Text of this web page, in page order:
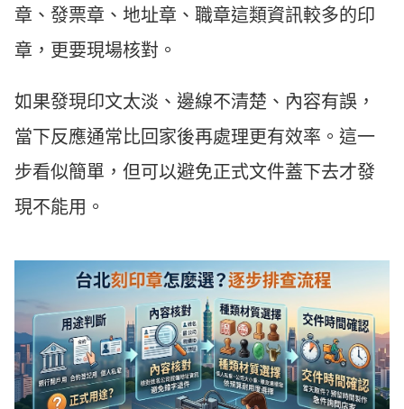
章、發票章、地址章、職章這類資訊較多的印
章，更要現場核對。
如果發現印文太淡、邊線不清楚、內容有誤，
當下反應通常比回家後再處理更有效率。這一
步看似簡單，但可以避免正式文件蓋下去才發
現不能用。